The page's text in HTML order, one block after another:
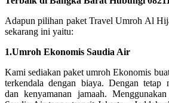
Adapun pilihan paket Travel Umroh Al
sekarang ini yaitu:
1.Umroh Ekonomis Saudia Air
Kami sediakan paket umroh Ekonomis
terkendala dengan biaya. Dengan tetap
dan kenyamanan jamaah.